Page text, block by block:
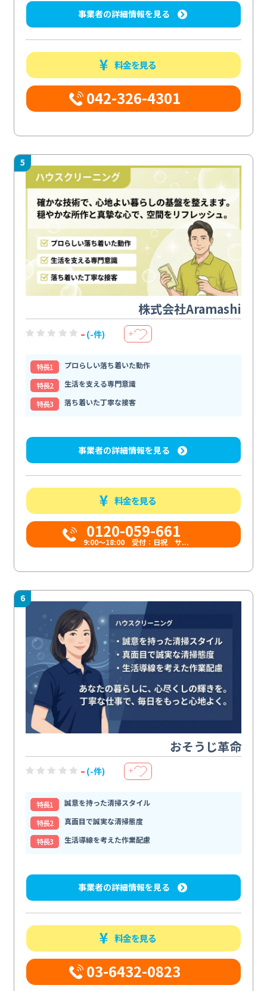
事業者の詳細情報を見る
料金を見る
042-326-4301
5
株式会社Aramashi
- (-件) ＋
特⻑1
プロらしい落ち着いた動作
特⻑2
生活を支える専門意識
特⻑3
落ち着いた丁寧な接客
事業者の詳細情報を見る
料金を見る
0120-059-661
9:00〜18:00 受付：日祝 サ...
6
おそうじ革命
- (-件) ＋
特⻑1
誠意を持った清掃スタイル
特⻑2
真面目で誠実な清掃態度
特⻑3
生活導線を考えた作業配慮
事業者の詳細情報を見る
料金を見る
03-6432-0823